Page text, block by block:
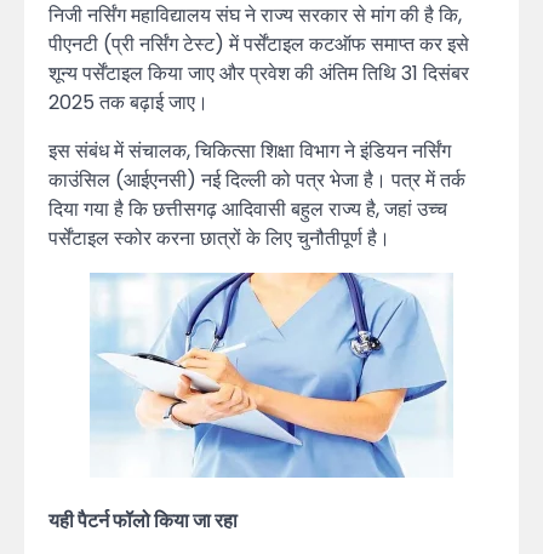
निजी नर्सिंग महाविद्यालय संघ ने राज्य सरकार से मांग की है कि,
पीएनटी (प्री नर्सिंग टेस्ट) में पर्सेंटाइल कटऑफ समाप्त कर इसे
शून्य पर्सेंटाइल किया जाए और प्रवेश की अंतिम तिथि 31 दिसंबर
2025 तक बढ़ाई जाए।
इस संबंध में संचालक, चिकित्सा शिक्षा विभाग ने इंडियन नर्सिंग
काउंसिल (आईएनसी) नई दिल्ली को पत्र भेजा है। पत्र में तर्क
दिया गया है कि छत्तीसगढ़ आदिवासी बहुल राज्य है, जहां उच्च
पर्सेंटाइल स्कोर करना छात्रों के लिए चुनौतीपूर्ण है।
यही पैटर्न फॉलो किया जा रहा